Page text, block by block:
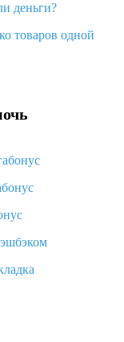
деньги?
товаров одной
и что
паспортные
Алиэкспресс
вернут деньги?
их получить и
метод доставки и
Алиэкспресс